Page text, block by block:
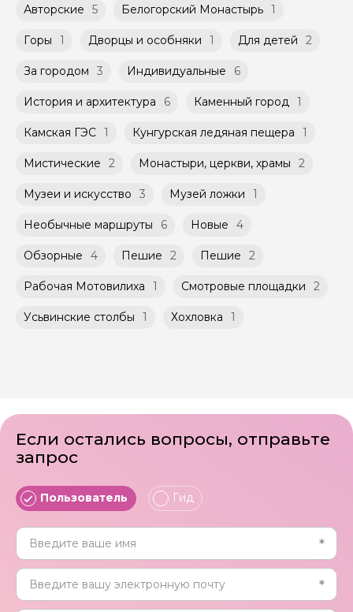
Оплата многодневного тура происходит
при наличии такой возможности,
заключенного между Организатором и
к Оферте Сервиса.
Способы оплаты на сайте: Картой
российского банка можно оплатить любую
расписанию, составленному гидом.
Помимо Вас, на групповой экскурсии могут
быть незнакомые для Вас люди.
Мини-группы проводятся на тех же
условиях, что и групповые, но с количество
не более 10 человек)
Авторские 5 Белогорский Монастырь 1
Горы 1 Дворцы и особняки 1 Для детей 2
За городом 3 Индивидуальные 6
История и архитектура 6 Каменный город 1
Камская ГЭС 1 Кунгурская ледяная пещера 1
Мистические 2 Монастыри, церкви, храмы 2
Музеи и искусство 3 Музей ложки 1
Необычные маршруты 6 Новые 4
Обзорные 4 Пешие 2 Пешие 2
Рабочая Мотовилиха 1 Смотровые площадки 2
Усьвинские столбы 1 Хохловка 1
Если остались вопросы, отправьте
запрос
Пользователь Гид